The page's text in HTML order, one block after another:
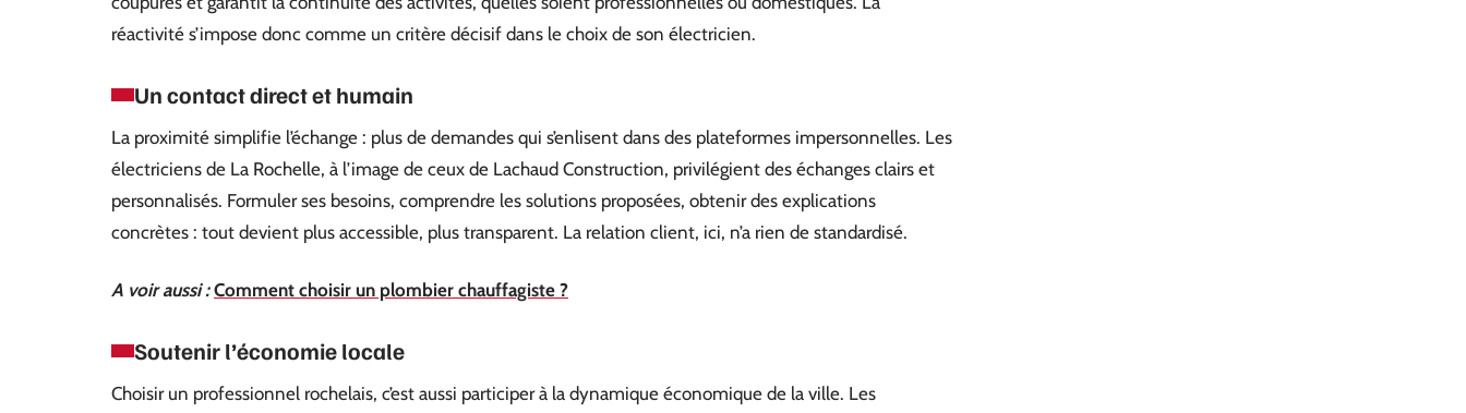
réactivité s’impose donc comme un critère décisif dans le choix de son électricien.
Un contact direct et humain
La proximité simplifie l’échange : plus de demandes qui s’enlisent dans des plateformes impersonnelles. Les
électriciens de La Rochelle, à l’image de ceux de Lachaud Construction, privilégient des échanges clairs et
personnalisés. Formuler ses besoins, comprendre les solutions proposées, obtenir des explications
concrètes : tout devient plus accessible, plus transparent. La relation client, ici, n’a rien de standardisé.
A voir aussi : Comment choisir un plombier chauffagiste ?
Soutenir l’économie locale
Choisir un professionnel rochelais, c’est aussi participer à la dynamique économique de la ville. Les